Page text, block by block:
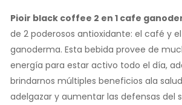
Pioir black coffee 2 en 1 cafe
de 2 poderosos antioxidante: el café y
ganoderma. Esta bebida provee de
energía para estar activo todo el día,
brindarnos múltiples beneficios ala
adelgazar y aumentar las defensas del